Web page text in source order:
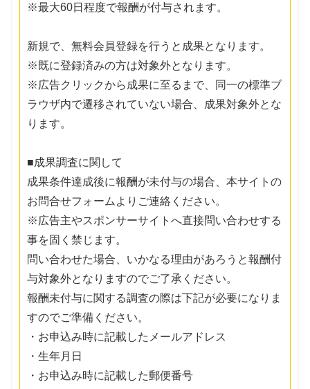
※最大60日程度で報酬が付与されます。
新規で、無料会員登録を行うと成果となります。
※既に登録済みの方は対象外となります。
※広告クリックから成果に至るまで、同一の標準ブ
ラウザ内で遷移されていない場合、成果対象外とな
ります。
■成果調査に関して
成果条件達成後に報酬が未付与の場合、本サイトの
お問合せフォームよりご連絡ください。
※広告主やスポンサーサイトへ直接問い合わせする
事を固く禁じます。
問い合わせた場合、いかなる理由があろうと報酬付
与対象外となりますのでご了承ください。
報酬未付与に関する調査の際は下記が必要になりま
すのでご準備ください。
・お申込み時に記載したメールアドレス
・生年月日
・お申込み時に記載した郵便番号